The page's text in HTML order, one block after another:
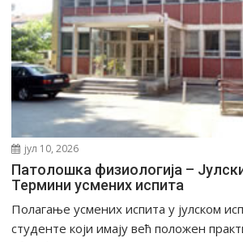
а
јул 10, 2026
Патолошка физиологија –
Термини усмених испита
Полагање усмених испита у јулском
студенте који имају већ положен